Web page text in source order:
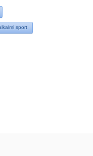
sport